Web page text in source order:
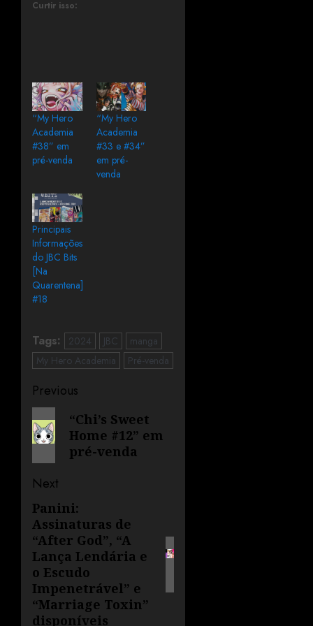
Curtir isso:
“My Hero
Academia
#38” em
pré-venda
“My Hero
Academia
#33 e #34”
em pré-
venda
Principais
Informações
do JBC Bits
[Na
Quarentena]
#18
Tags: 2024 JBC
manga
My Hero Academia
Pré-venda
Previous
“Chi’s Sweet
Home #12” em
pré-venda
Next
Panini:
Assinaturas de
“After God”, “A
Lança Lendária e
o Escudo
Impenetrável” e
“Marriage Toxin”
disponíveis